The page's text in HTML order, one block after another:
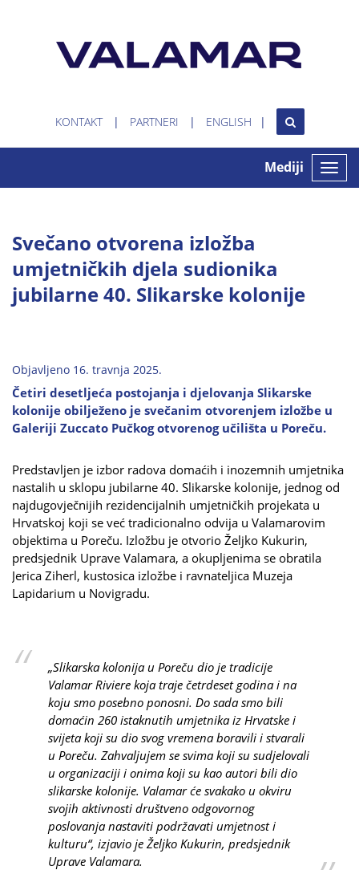
KONTAKT PARTNERI ENGLISH
Toggle
Mediji
Svečano otvorena izložba
umjetničkih djela sudionika
jubilarne 40. Slikarske kolonije
Objavljeno 16. travnja 2025.
Četiri desetljeća postojanja i djelovanja Slikarske
kolonije obilježeno je svečanim otvorenjem izložbe u
Galeriji Zuccato Pučkog otvorenog učilišta u Poreču.
Predstavljen je izbor radova domaćih i inozemnih umjetnika
nastalih u sklopu jubilarne 40. Slikarske kolonije, jednog od
najdugovječnijih rezidencijalnih umjetničkih projekata u
Hrvatskoj koji se već tradicionalno odvija u Valamarovim
objektima u Poreču. Izložbu je otvorio Željko Kukurin,
predsjednik Uprave Valamara, a okupljenima se obratila
Jerica Ziherl, kustosica izložbe i ravnateljica Muzeja
Lapidarium u Novigradu.
„Slikarska kolonija u Poreču dio je tradicije
Valamar Riviere koja traje četrdeset godina i na
koju smo posebno ponosni. Do sada smo bili
domaćin 260 istaknutih umjetnika iz Hrvatske i
svijeta koji su dio svog vremena boravili i stvarali
u Poreču. Zahvaljujem se svima koji su sudjelovali
u organizaciji i onima koji su kao autori bili dio
slikarske kolonije. Valamar će svakako u okviru
svojih aktivnosti društveno odgovornog
poslovanja nastaviti podržavati umjetnost i
kulturu“, izjavio je Željko Kukurin, predsjednik
Uprave Valamara.